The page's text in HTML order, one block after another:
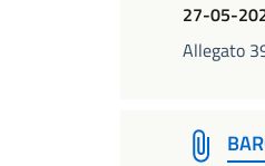
27-05-
Allegato